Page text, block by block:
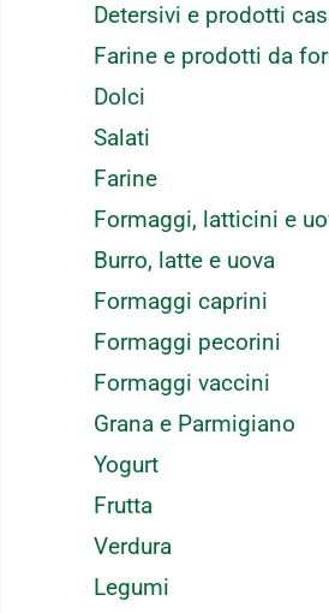
Detersivi e prodotti
Farine e prodotti da
Dolci
Salati
Farine
Formaggi, latticini e
Burro, latte e uova
Formaggi caprini
Formaggi pecorini
Formaggi vaccini
Grana e Parmigiano
Yogurt
Frutta
Verdura
Legumi